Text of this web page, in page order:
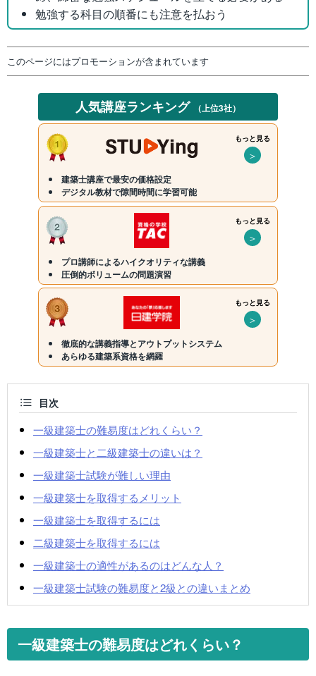
勉強する科目の順番にも注意を払おう
このページにはプロモーションが含まれています
人気講座ランキング （上位3社）
もっと見る
＞
建築士講座で最安の価格設定
デジタル教材で隙間時間に学習可能
もっと見る
＞
プロ講師によるハイクオリティな講義
圧倒的ボリュームの問題演習
もっと見る
＞
徹底的な講義指導とアウトプットシステム
あらゆる建築系資格を網羅
目次
一級建築士の難易度はどれくらい？
一級建築士と二級建築士の違いは？
一級建築士試験が難しい理由
一級建築士を取得するメリット
一級建築士を取得するには
二級建築士を取得するには
一級建築士の適性があるのはどんな人？
一級建築士試験の難易度と2級との違いまとめ
一級建築士の難易度はどれくらい？